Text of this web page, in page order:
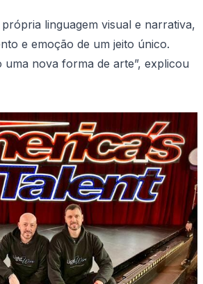
linguagem visual e narrativa,
e emoção de um jeito único.
uma nova forma de arte”, explicou